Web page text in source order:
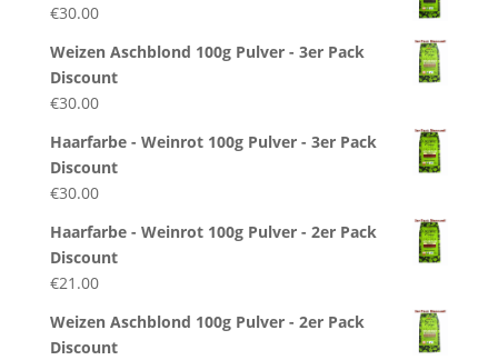
€30.00
Weizen Aschblond 100g Pulver - 3er Pack
Discount
€30.00
Haarfarbe - Weinrot 100g Pulver - 3er Pack
Discount
€30.00
Haarfarbe - Weinrot 100g Pulver - 2er Pack
Discount
€21.00
Weizen Aschblond 100g Pulver - 2er Pack
Discount